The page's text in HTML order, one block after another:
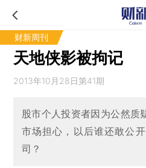
财新周刊
天地侠影被拘记
2013年10月28日第41期
股市个人投资者因为公然质
市场担心，以后谁还敢公
司？